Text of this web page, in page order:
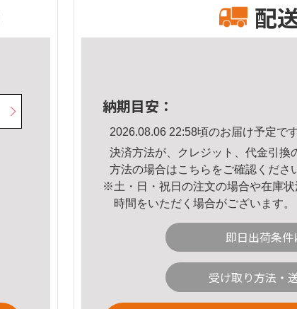
配
納期目安：
2026.08.06 22:58頃のお届け予定です
決済方法が、クレジット、代金引換
方法の場合はこちら をご確認くださ
※土・日・祝日の注文の場合や在庫
時間をいただく場合がございます。
即日出荷条件
受け取り方法・